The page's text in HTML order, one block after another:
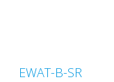
EWAT-B-SR